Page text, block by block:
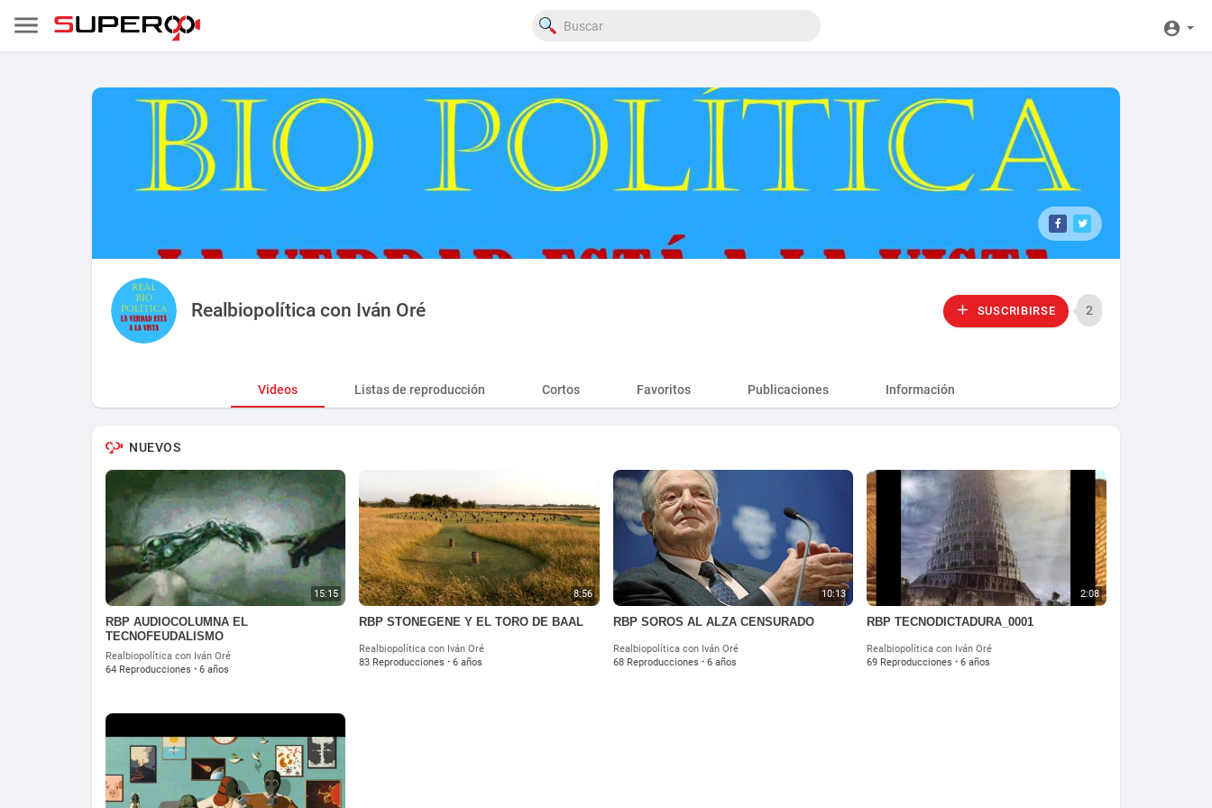
Realbiopolítica con Iván Oré SUSCRIBIRSE 2
Videos Listas de reproducción Cortos Favoritos Publicaciones Información
NUEVOS
15:15
RBP AUDIOCOLUMNA EL
TECNOFEUDALISMO
Realbiopolítica con Iván Oré
64 Reproducciones · 6 años
8:56
RBP STONEGENE Y EL TORO DE BAAL
Realbiopolítica con Iván Oré
83 Reproducciones · 6 años
10:13
RBP SOROS AL ALZA CENSURADO
Realbiopolítica con Iván Oré
68 Reproducciones · 6 años
2:08
RBP TECNODICTADURA_0001
Realbiopolítica con Iván Oré
69 Reproducciones · 6 años